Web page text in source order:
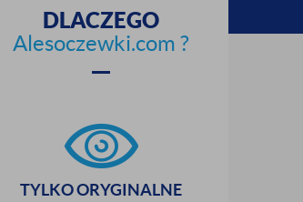
DLACZEGO
Alesoczewki.com ?
TYLKO ORYGINALNE